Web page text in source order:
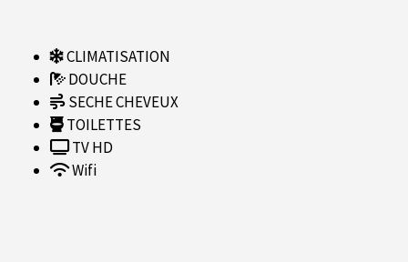
CLIMATISATION
DOUCHE
SECHE CHEVEUX
TOILETTES
TV HD
Wifi